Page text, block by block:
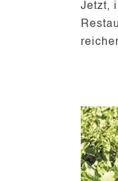
Jetzt,